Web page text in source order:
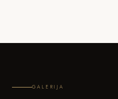
GALERIJA